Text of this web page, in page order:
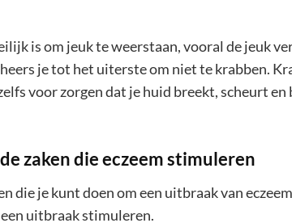
is om jeuk te weerstaan, vooral de jeuk
je tot het uiterste om niet te krabben.
voor zorgen dat je huid breekt, scheurt en
zaken die eczeem stimuleren
die je kunt doen om een uitbraak van
uitbraak stimuleren.